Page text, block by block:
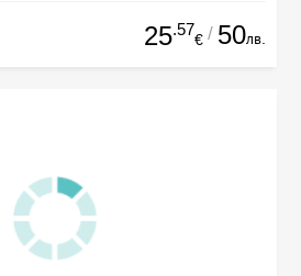
25.57
€ / 50лв.